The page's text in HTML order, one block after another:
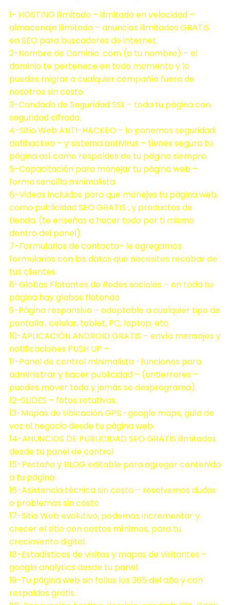
1- HOSTING ilimitado – ilimitado en velocidad –
almacenaje ilimitado – anuncios ilimitados GRATIS
en SEO para buscadores de internet.
2-Nombre de Dominio .com (a tu nombre) – el
dominio te pertenece en todo momento y lo
puedes migrar a cualquier compañía fuera de
nosotros sin costo.
3-Candado de Seguridad SSL – toda tu página con
seguridad cifrada.
4-Sitio Web ANTI-HACKEO – le ponemos seguridad
antihackeo – y sistema antivirus – tienes segura tu
página así como respaldos de tu página siempre.
5-Capacitación para manejar tu página web –
forma sencilla minimalista
6-Videos incluidos para que manejes tu página web,
como publicidad SEO GRATIS , y productos de
tienda. (te enseñas a hacer todo por ti mismo
dentro del panel).
7-Formularios de contacto- le agregamos
formularios con los datos que necesites recabar de
tus clientes.
8-Globos Flotantes de Redes sociales – en toda tu
página hay globos flotando
9-Página responsiva – adaptable a cualquier tipo de
pantalla , celular, tablet, PC, laptop, etc.
10-APLICACIÓN ANDROID GRATIS – envía mensajes y
notificaciones PUSH UP –
11-Panel de control minimalista -funciones para
administrar y hacer publicidad – (antierrores –
puedes mover todo y jamás se desprograma).
12-SLIDES – fotos rotativas.
13-Mapas de Ubicación GPS -google maps, guía de
voz al negocio desde tu página web.
14-ANUNCIOS DE PUBLICIDAD SEO GRATIS ilimitados
desde tu panel de control
15-Pestaña y BLOG editable para agregar contenido
a tu página
16-Asistencia técnica sin costo – resolvemos dudas
o problemas sin costo
17-Sitio Web evolutivo, podemos incrementar y
crecer el sitio con costos mínimos, para tu
crecimiento digital.
18-Estadísticas de visitas y mapas de visitantes –
google analytics desde tu panel.
19-Tu página web sin fallas los 365 del año y con
respaldos gratis.